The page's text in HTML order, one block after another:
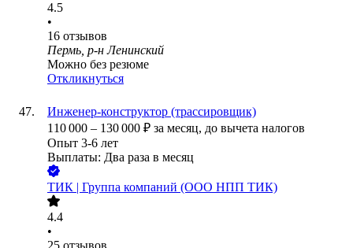
4.5
•
16 отзывов
Пермь, р-н Ленинский
Можно без резюме
Откликнуться
Инженер-конструктор (трассировщик)
110 000 – 130 000 ₽ за месяц, до вычета налогов
Опыт 3-6 лет
Выплаты: Два раза в месяц
ТИК | Группа компаний (ООО НПП ТИК)
4.4
•